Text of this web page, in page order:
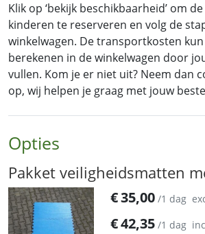
Klik op ‘bekijk beschikbaarheid’ om
kinderen te reserveren en volg de
winkelwagen. De transportkosten
berekenen in de winkelwagen door
vullen. Kom je er niet uit? Neem dan
op, wij helpen je graag met jouw
Opties
Pakket veiligheidsmatten
€35,00 /1 dag
€42,35 /1 dag